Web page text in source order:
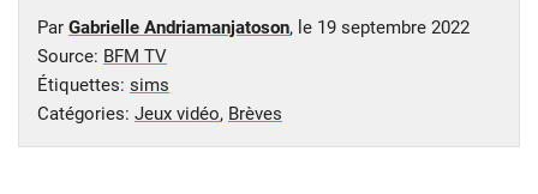
Par Gabrielle Andriamanjatoson, le 19 septembre 2022
Source: BFM TV
Étiquettes: sims
Catégories: Jeux vidéo, Brèves